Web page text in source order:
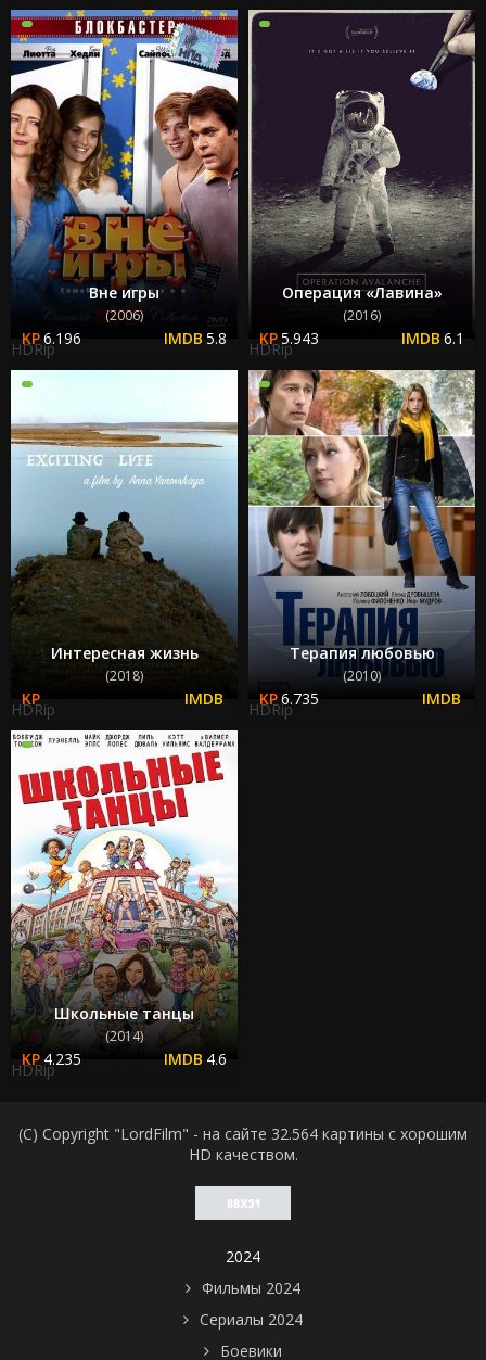
Вне игры
(2006)
6.196 5.8
HDRip
Операция «Лавина»
(2016)
5.943 6.1
HDRip
Интересная жизнь
(2018)
HDRip
Терапия любовью
(2010)
6.735
HDRip
Школьные танцы
(2014)
4.235 4.6
HDRip
(C) Copyright "LordFilm" - на сайте 32.564 картины с хорошим
HD качеством.
2024
Фильмы 2024
Сериалы 2024
Боевики